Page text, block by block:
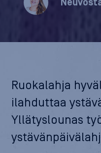
Ruokalahja
ilahduttaa
Yllätyslounas